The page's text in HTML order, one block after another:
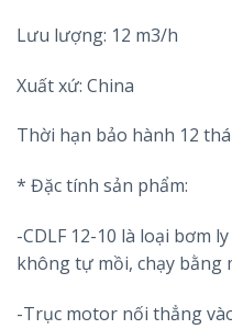
Lưu lượng: 12 m3/h
Xuất xứ: China
Thời hạn bảo hành 12
* Đặc tính sản phẩm:
-CDLF 12-10 là loại bơm
không tự mồi, chạy bằng
-Trục motor nối thẳng